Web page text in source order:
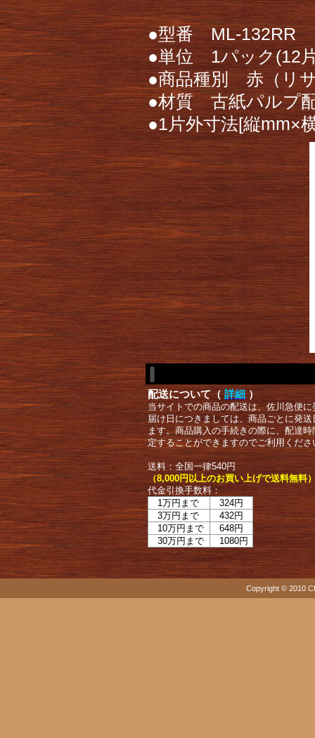
●型番 ML-132RR
●単位 1パック(12
●商品種別 赤（リ
●材質 古紙パルプ
●1片外寸法[縦mm×
配送について（ 詳細 ）
当サイトでの商品の配送は、佐川急便
届け日につきましては、商品ごとに発
ます。商品購入の手続きの際に、配達
定することができますのでご利用くださ
送料：全国一律540円
（8,000円以上のお買い上げで送料無料
代金引換手数料：
1万円まで
324円
3万円まで
432円
10万円まで
648円
30万円まで
1080円
Copyright © 2010